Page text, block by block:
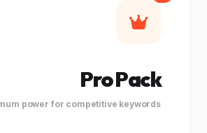
Pro Pack
power for competitive keywords.